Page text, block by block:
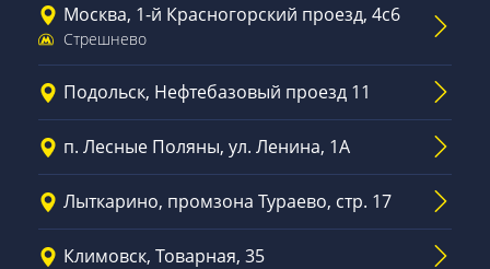
Москва, 1-й Красногорский проезд, 4с6
Стрешнево
Подольск, Нефтебазовый проезд 11
п. Лесные Поляны, ул. Ленина, 1А
Лыткарино, промзона Тураево, стр. 17
Климовск, Товарная, 35